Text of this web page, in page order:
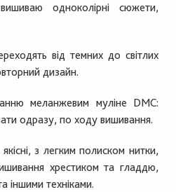
одноколірні сюжети,
від темних до світлих
дизайн.
меланжевим муліне DMC:
одразу, по ходу вишивання.
з легким полиском нитки,
хрестиком та гладдю,
іншими техніками.